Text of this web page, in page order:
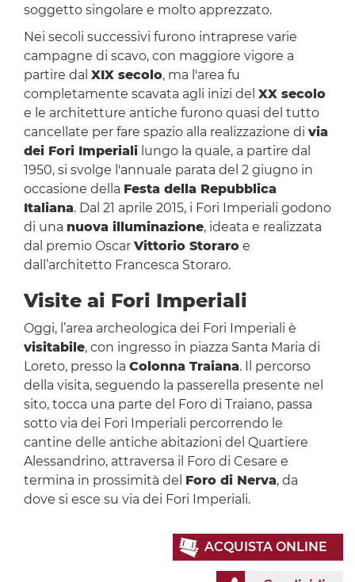
soggetto singolare e molto apprezzato.
Nei secoli successivi furono intraprese varie
campagne di scavo, con maggiore vigore a
partire dal XIX secolo, ma l'area fu
completamente scavata agli inizi del XX secolo
e le architetture antiche furono quasi del tutto
cancellate per fare spazio alla realizzazione di via
dei Fori Imperialilungo la quale, a partire dal
1950, si svolge l'annuale parata del 2 giugno in
occasione della Festa della Repubblica
Italiana. Dal 21 aprile 2015, i Fori Imperiali godono
di una nuova illuminazione, ideata e realizzata
dal premio Oscar Vittorio Storaroe
dall’architetto Francesca Storaro.
Visite ai Fori Imperiali
Oggi, l’area archeologica dei Fori Imperiali è
visitabile, con ingresso in piazza Santa Maria di
Loreto, presso la Colonna Traiana. Il percorso
della visita, seguendo la passerella presente nel
sito, tocca una parte del Foro di Traiano, passa
sotto via dei Fori Imperiali percorrendo le
cantine delle antiche abitazioni del Quartiere
Alessandrino, attraversa il Foro di Cesare e
termina in prossimità del Foro di Nerva, da
dove si esce su via dei Fori Imperiali.
ACQUISTA ONLINE